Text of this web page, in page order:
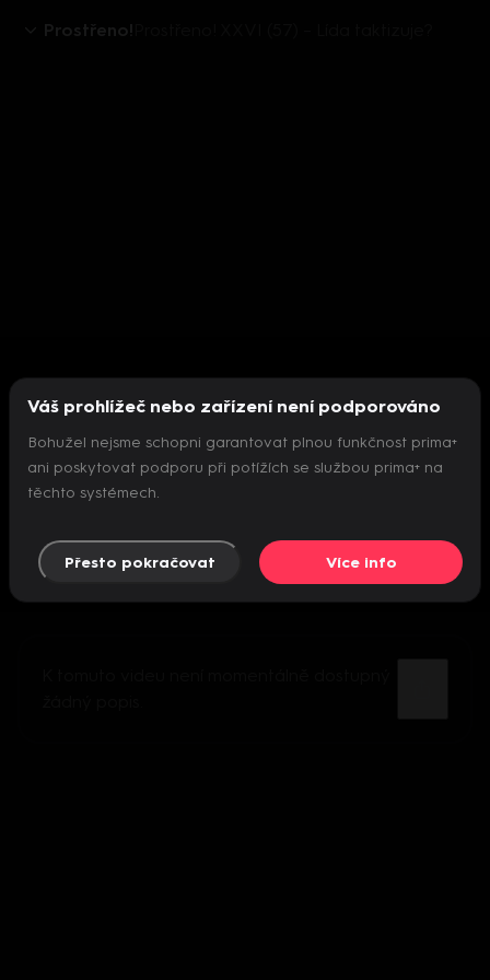
Prostřeno!
Nepodařilo se inicializovat přehrávač
Váš prohlížeč nebo zařízení není podporováno
Bohužel nejsme schopni garantovat plnou funkčnost prima+
ani poskytovat podporu při potížích se službou prima+ na
těchto systémech.
Přesto pokračovat Více info